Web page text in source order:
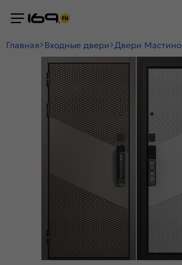
Главная Входные двери Двери Мастино